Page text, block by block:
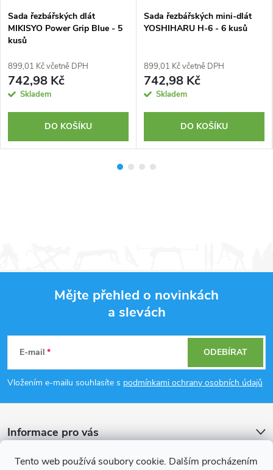
Tento web používá soubory cookie. Dalším procházením
Sada řezbářských dlát
MIKISYO Power Grip Blue - 5
kusů
899,01 Kč včetně DPH
742,98 Kč
Skladem
DO KOŠÍKU
Sada řezbářských mini-dlát
YOSHIHARU H-6 - 6 kusů
899,01 Kč včetně DPH
742,98 Kč
Skladem
DO KOŠÍKU
p
a
t
Mějte přehled o novinkách
a slevách
E-mail
Vložením e-mailu souhlasíte s podmínkami ochrany osobních údajů
ODEBÍRAT
Informace pro vás
Přijímáme online platby